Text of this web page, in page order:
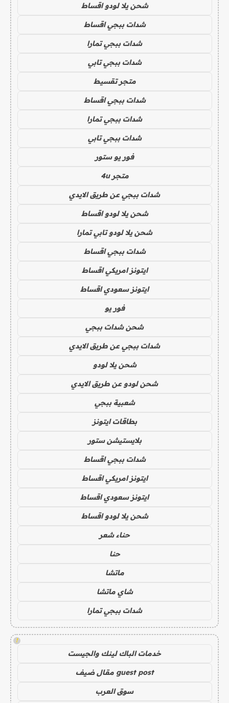
شحن يلا لودو اقساط
شدات ببجي اقساط
شدات ببجي تمارا
شدات ببجي تابي
متجر تقسيط
شدات ببجي اقساط
شدات ببجي تمارا
شدات ببجي تابي
فور يو ستور
متجر 4u
شدات ببجي عن طريق الايدي
شحن يلا لودو اقساط
شحن يلا لودو تابي تمارا
شدات ببجي اقساط
ايتونز امريكي اقساط
ايتونز سعودي اقساط
فور يو
شحن شدات ببجي
شدات ببجي عن طريق الايدي
شحن يلا لودو
شحن لودو عن طريق الايدي
شعبية ببجي
بطاقات ايتونز
بلايستيشن ستور
شدات ببجي اقساط
ايتونز امريكي اقساط
ايتونز سعودي اقساط
شحن يلا لودو اقساط
حناء شعر
حنا
ماتشا
شاي ماتشا
شدات ببجي تمارا
!
خدمات الباك لينك والجيست
guest post مقال ضيف
سوق العرب